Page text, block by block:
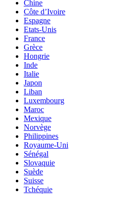
Chine
Côte d’Ivoire
Espagne
Etats-Unis
France
Grèce
Hongrie
Inde
Italie
Japon
Liban
Luxembourg
Maroc
Mexique
Norvège
Philippines
Royaume-Uni
Sénégal
Slovaquie
Suède
Suisse
Tchéquie